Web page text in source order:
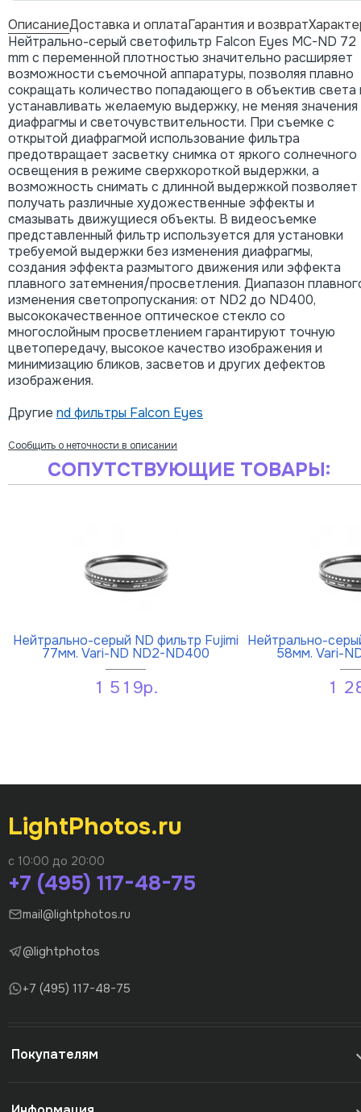
ОписаниеДоставка и оплатаГарантия и возврат
Нейтрально-серый cветофильтр Falcon Eyes MC-ND 72
mm с переменной плотностью значительно расширяет
возможности съемочной аппаратуры, позволяя плавно
сокращать количество попадающего в объектив света
устанавливать желаемую выдержку, не меняя значения
диафрагмы и светочувствительности. При съемке с
открытой диафрагмой использование фильтра
предотвращает засветку снимка от яркого солнечного
освещения в режиме сверхкороткой выдержки, а
возможность снимать с длинной выдержкой позволяет
получать различные художественные эффекты и
смазывать движущиеся объекты. В видеосъемке
представленный фильтр используется для установки
требуемой выдержки без изменения диафрагмы,
создания эффекта размытого движения или эффекта
плавного затемнения/просветления. Диапазон
изменения светопропускания: от ND2 до ND400,
высококачественное оптическое стекло со
многослойным просветлением гарантируют точную
цветопередачу, высокое качество изображения и
минимизацию бликов, засветов и других дефектов
изображения.
Другие nd фильтры Falcon Eyes
Сообщить о неточности в описании
СОПУТСТВУЮЩИЕ ТОВАРЫ:
Нейтрально-серый ND фильтр Fujimi
77мм. Vari-ND ND2-ND400
1 519р.
Нейтрально-
58мм. Vari-
1
LightPhotos.ru
с 10:00 до 20:00
+7 (495) 117-48-75
mail@lightphotos.ru
@lightphotos
+7 (495) 117-48-75
Покупателям